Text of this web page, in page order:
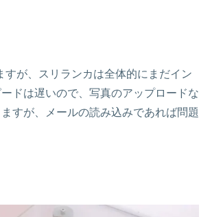
すが、スリランカは全体的にまだイン
ドは遅いので、写真のアップロードな
すが、メールの読み込みであれば問題